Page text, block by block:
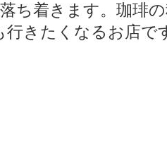
ち着きます。珈琲
行きたくなるお店で